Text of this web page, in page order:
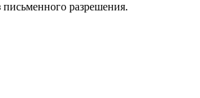
разрешения.